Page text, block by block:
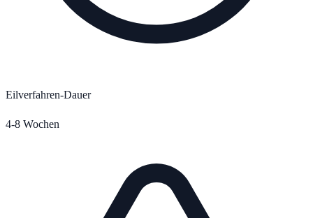
Eilverfahren-Dauer
4-8 Wochen